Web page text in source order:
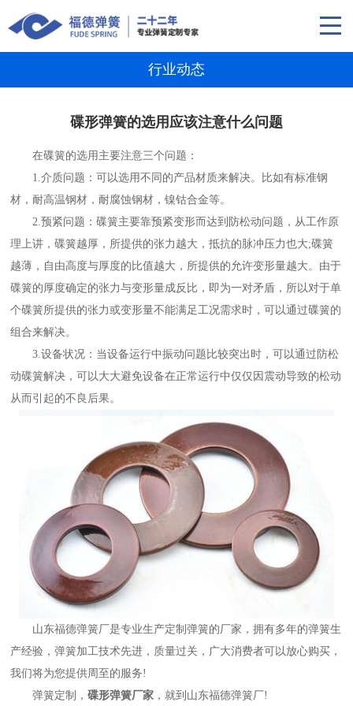
行业动态
碟形弹簧的选用应该注意什么问题
在碟簧的选用主要注意三个问题：
1.介质问题：可以选用不同的产品材质来解决。比如有标准钢
材，耐高温钢材，耐腐蚀钢材，镍钴合金等。
2.预紧问题：碟簧主要靠预紧变形而达到防松动问题，从工作原
理上讲，碟簧越厚，所提供的张力越大，抵抗的脉冲压力也大;碟簧
越薄，自由高度与厚度的比值越大，所提供的允许变形量越大。由于
碟簧的厚度确定的张力与变形量成反比，即为一对矛盾，所以对于单
个碟簧所提供的张力或变形量不能满足工况需求时，可以通过碟簧的
组合来解决。
3.设备状况：当设备运行中振动问题比较突出时，可以通过防松
动碟簧解决，可以大大避免设备在正常运行中仅仅因震动导致的松动
从而引起的不良后果。
山东福德弹簧厂是专业生产定制弹簧的厂家，拥有多年的弹簧生
产经验，弹簧加工技术先进，质量过关，广大消费者可以放心购买，
我们将为您提供周至的服务!
弹簧定制，碟形弹簧厂家 ，就到山东福德弹簧厂!